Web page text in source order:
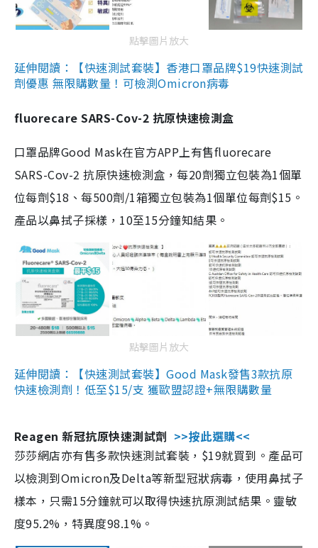
點擊圖片放大
延伸閱讀：【快速測試套裝】香港口罩品牌$19快速測試
劑優惠 無限購數量！可檢測Omicron病毒
fluorecare SARS-Cov-2 抗原快速檢測盒
口罩品牌Good Mask在官方APP上有售fluorecare
SARS-Cov-2 抗原快速檢測盒，每20劑獨立包裝為1個單
位每劑$18、每500劑/1箱獨立包裝為1個單位每劑$15。
產品以鼻拭子採樣，10至15分鐘知結果。
點擊圖片放大
延伸閱讀：【快速測試套裝】Good Mask發售3款抗原
快速檢測劑！低至$15/支 獲歐盟認證+無限購數量
Reagen 新冠抗原快速測試劑 >>按此選購<<
莎莎網店亦有售多款快速測試套裝，$19就買到。產品可
以檢測到Omicron及Delta等新型冠狀病毒，使用鼻拭子
樣本，只需15分鐘就可以取得快速抗原測試結果。靈敏
度95.2%，特異度98.1%。